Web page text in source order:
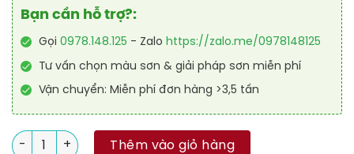
Bạn cần hỗ trợ?:
Gọi 0978.148.125 - Zalo https://zalo.me/0978148125
Tư vấn chọn màu sơn & giải pháp sơn miễn phí
Vận chuyển: Miễn phí đơn hàng >3,5 tấn
10YY 72/172 + Mã Sơn Dulux (Màu Peachlight) số lượng
Thêm vào giỏ hàng